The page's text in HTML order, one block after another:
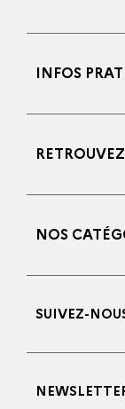
INFOS
NOS
SUIVEZ-